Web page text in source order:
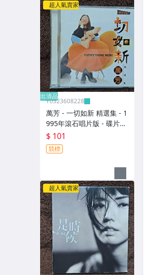
超人氣賣家
出清品
Y0323608228
萬芳 - 一切如新 精選集 - 1
995年滾石唱片版 - 碟片9
成新 附側標 - 101元起標
M2365
$ 101
競標
超人氣賣家